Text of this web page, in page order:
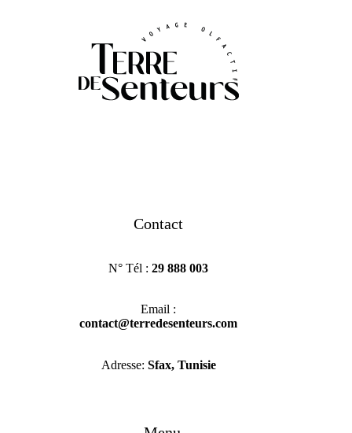
Contact
N° Tél :29 888 003
Email :
contact@terredesenteurs.com
Adresse: Sfax, Tunisie